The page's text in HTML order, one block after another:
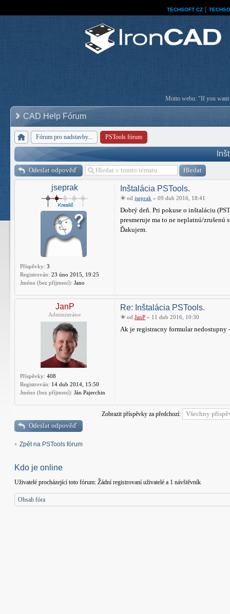
TECHSOFT CZ
Motto webu: "If you want
CAD Help Fórum
Fórum pro nadstavby... PSTools fórum
Odeslat odpověď
jseprak
Příspěvky: 3
Registrován: 23 úno 2015, 19:25
Jméno (bez příjmení): Jano
Inštalácia PSTools.
od jseprak » 09 dub 2016, 18:41
Dobrý deň. Pri pokuse o inštaláciu
presmeruje ma to ne neplatnú/zrušenú
Ďakujem.
JanP
Administrátor
Příspěvky: 408
Registrován: 14 dub 2014, 15:50
Jméno (bez příjmení): Ján Pajerchin
Re: Inštalácia PSTools.
od JanP » 11 dub 2016, 10:30
Ak je registracny formular nedostupny
Zobrazit příspěvky za předchozí:
Odeslat odpověď
Zpět na PSTools fórum
Kdo je online
Uživatelé procházející toto fórum: Žádní registrovaní uživatelé a 1 návštěvník
Obsah fóra